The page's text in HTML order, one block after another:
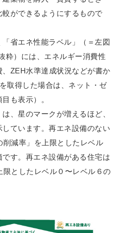
ができるようにするもので
省エネ性能ラベル」
（＝左図
粋） には、エネルギー消費性
ZEH水準達成状況などが書か
取得した場合は、ネット・ゼ
も表示）。
、星のマークが増えるほど、
ています。再エネ設備のない
減率」を上限としたレベル
す。再エネ設備がある住宅は
限としたレベル０〜レベル６の